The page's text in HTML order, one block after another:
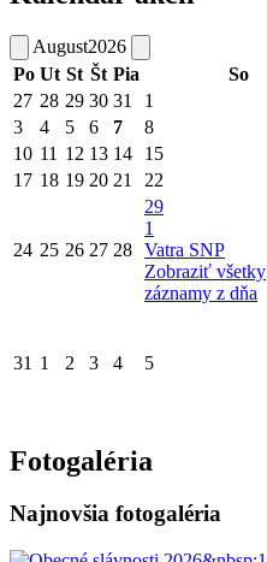
August2026
Po Ut St Št Pia So
27 28 29 30 31 1
3
4 5 6 7 8
10 11 12 13 14 15
17 18 19 20 21 22
24 25 26 27 28
29
1
Vatra SNP
Zobraziť všetky
záznamy z dňa
31 1 2 3 4 5
Fotogaléria
Najnovšia fotogaléria